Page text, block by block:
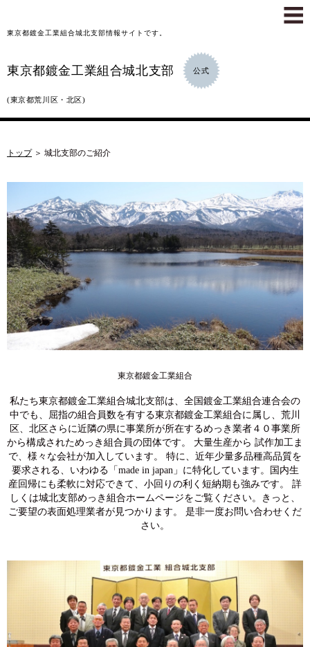
東京都鍍金工業組合城北支部情報サイトです。
東京都鍍金工業組合城北支部 公式
(東京都荒川区・北区)
トップ＞ 城北支部のご紹介
東京都鍍金工業組合
私たち東京都鍍金工業組合城北支部は、全国鍍金工業組合連合会の
中でも、屈指の組合員数を有する東京都鍍金工業組合に属し、荒川
区、北区さらに近隣の県に事業所が所在するめっき業者４０事業所
から構成されためっき組合員の団体です。 大量生産から 試作加工ま
で、様々な会社が加入しています。 特に、近年少量多品種高品質を
要求される、いわゆる「made in japan」に特化しています。国内生
産回帰にも柔軟に対応できて、小回りの利く短納期も強みです。 詳
しくは城北支部めっき組合ホームページをご覧ください。きっと、
ご要望の表面処理業者が見つかります。 是非一度お問い合わせくだ
さい。